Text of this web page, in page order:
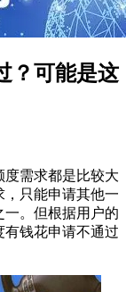
？可能是这
度需求都是比较大
，只能申请其他一
。但根据用户的
有钱花申请不通过